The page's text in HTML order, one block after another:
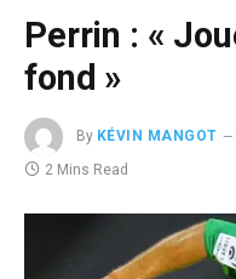
Perrin : «
fond »
By KÉVIN MANGOT
2 Mins Read